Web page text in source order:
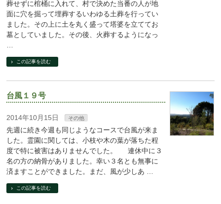
葬せずに棺桶に入れて、村で決めた当番の人が地
面に穴を掘って埋葬するいわゆる土葬を行ってい
ました。その上に土を丸く盛って塔婆を立ててお
墓としていました。その後、火葬するようになっ
この記事を読む
台風１９号
2014年10月15日 その他
先週に続き今週も同じようなコースで台風が来ま
した。霊園に関しては、小枝や木の葉が落ちた程
度で特に被害はありませんでした。 連休中に３
名の方の納骨がありました。幸い３名とも無事に
済ますことができました。まだ、風が少しあ …
この記事を読む